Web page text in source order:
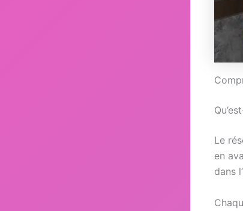
Le
en
dans